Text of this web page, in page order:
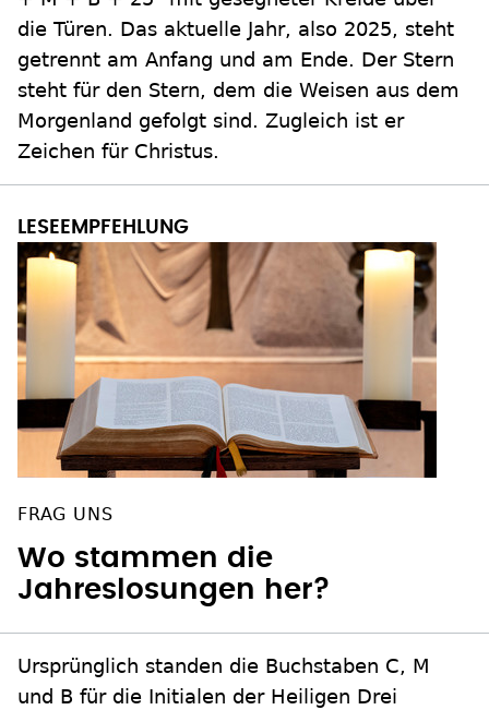
die Türen. Das aktuelle Jahr, also 2025, steht
getrennt am Anfang und am Ende. Der Stern
steht für den Stern, dem die Weisen aus dem
Morgenland gefolgt sind. Zugleich ist er
Zeichen für Christus.
FRAG UNS
Wo stammen die
Jahreslosungen her?
Ursprünglich standen die Buchstaben C, M
und B für die Initialen der Heiligen Drei